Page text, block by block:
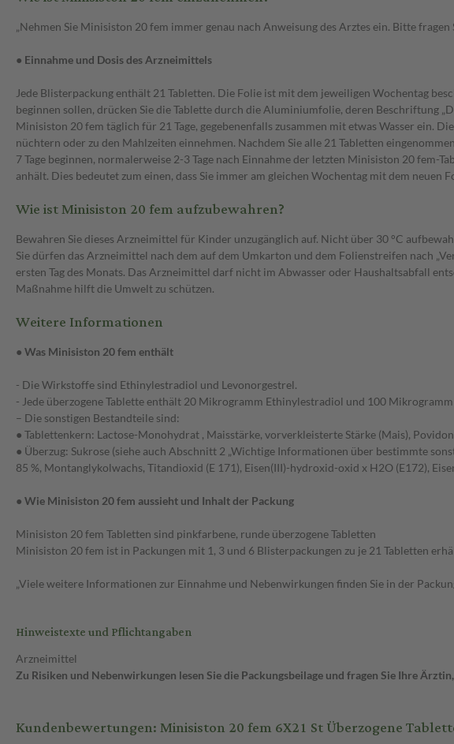
„Nehmen Sie Minisiston 20 fem immer genau nach Anweisung des Arztes ein. Bitte
● Einnahme und Dosis des Arzneimittels
Jede Blisterpackung enthält 21 Tabletten. Die Folie ist mit dem jeweiligen Wochentag
beginnen sollen, drücken Sie die Tablette durch die Aluminiumfolie, deren Beschriftung
Minisiston 20 fem täglich für 21 Tage, gegebenenfalls zusammen mit etwas Wasser ein.
nüchtern oder zu den Mahlzeiten einnehmen. Nachdem Sie alle 21 Tabletten
7 Tage beginnen, normalerweise 2-3 Tage nach Einnahme der letzten Minisiston 20 fem-
anhält. Dies bedeutet zum einen, dass Sie immer am gleichen Wochentag mit dem
Wie ist Minisiston 20 fem aufzubewahren?
Bewahren Sie dieses Arzneimittel für Kinder unzugänglich auf. Nicht über 30 °C
Sie dürfen das Arzneimittel nach dem auf dem Umkarton und dem Folienstreifen nach
ersten Tag des Monats. Das Arzneimittel darf nicht im Abwasser oder Haushaltsabfall
Maßnahme hilft die Umwelt zu schützen.
Weitere Informationen
● Was Minisiston 20 fem enthält
- Die Wirkstoffe sind Ethinylestradiol und Levonorgestrel.
- Jede überzogene Tablette enthält 20 Mikrogramm Ethinylestradiol und 100
– Die sonstigen Bestandteile sind:
● Tablettenkern: Lactose-Monohydrat , Maisstärke, vorverkleisterte Stärke (Mais),
● Überzug: Sukrose (siehe auch Abschnitt 2 „Wichtige Informationen über bestimmte
85 %, Montanglykolwachs, Titandioxid (E 171), Eisen(III)-hydroxid-oxid x H2O (E172),
● Wie Minisiston 20 fem aussieht und Inhalt der Packung
Minisiston 20 fem Tabletten sind pinkfarbene, runde überzogene Tabletten
Minisiston 20 fem ist in Packungen mit 1, 3 und 6 Blisterpackungen zu je 21 Tabletten
„Viele weitere Informationen zur Einnahme und Nebenwirkungen finden Sie in der
Hinweistexte und Pflichtangaben
Arzneimittel
Zu Risiken und Nebenwirkungen lesen Sie die Packungsbeilage und fragen Sie Ihre
Kundenbewertungen: Minisiston 20 fem 6X21 St Überzogene